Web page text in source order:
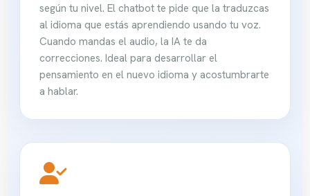
según tu nivel. El chatbot te pide que la traduzcas
al idioma que estás aprendiendo usando tu voz.
Cuando mandas el audio, la IA te da
correcciones. Ideal para desarrollar el
pensamiento en el nuevo idioma y acostumbrarte
a hablar.